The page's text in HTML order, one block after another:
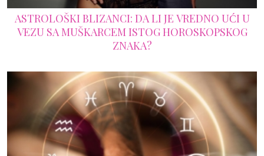
ASTROLOŠKI BLIZANCI: DA LI JE VREDNO UĆI U
VEZU SA MUŠKARCEM ISTOG HOROSKOPSKOG
ZNAKA?